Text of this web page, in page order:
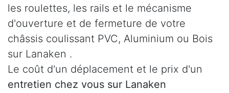
les roulettes, les rails et le mécanisme
d'ouverture et de fermeture de votre
châssis coulissant PVC, Aluminium ou Bois
sur Lanaken .
Le coût d'un déplacement et le prix d'un
entretien chez vous sur Lanaken